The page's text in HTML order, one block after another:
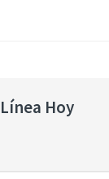
Hoy